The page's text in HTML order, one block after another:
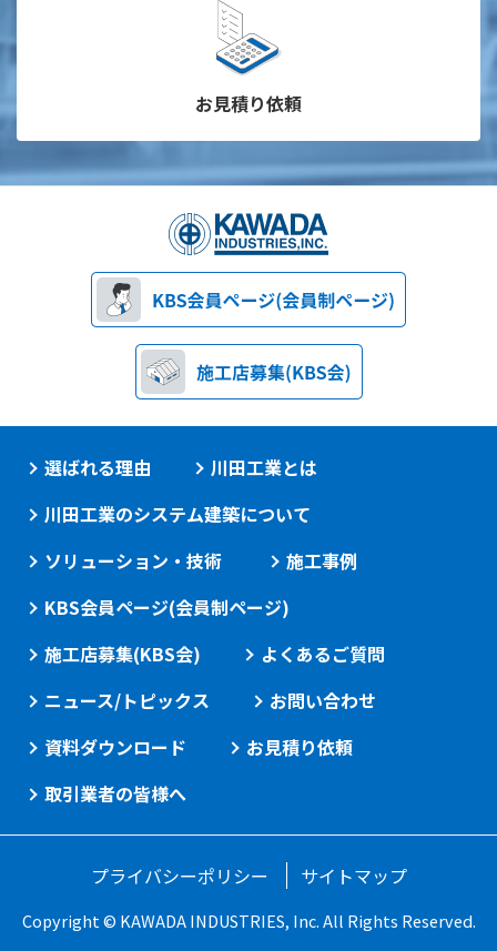
お見積り依頼
選ばれる理由
川田工業とは
川田工業のシステム建築について
ソリューション・技術
施工事例
KBS会員ページ(会員制ページ)
施工店募集(KBS会)
よくあるご質問
ニュース/トピックス
お問い合わせ
資料ダウンロード
お見積り依頼
取引業者の皆様へ
プライバシーポリシー サイトマップ
Copyright © KAWADA INDUSTRIES, Inc. All Rights Reserved.